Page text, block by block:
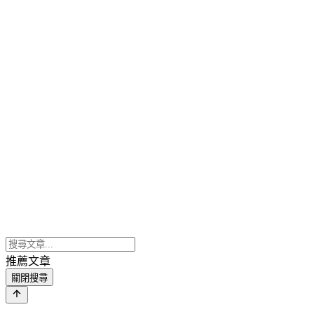
推薦文章
關閉搜尋